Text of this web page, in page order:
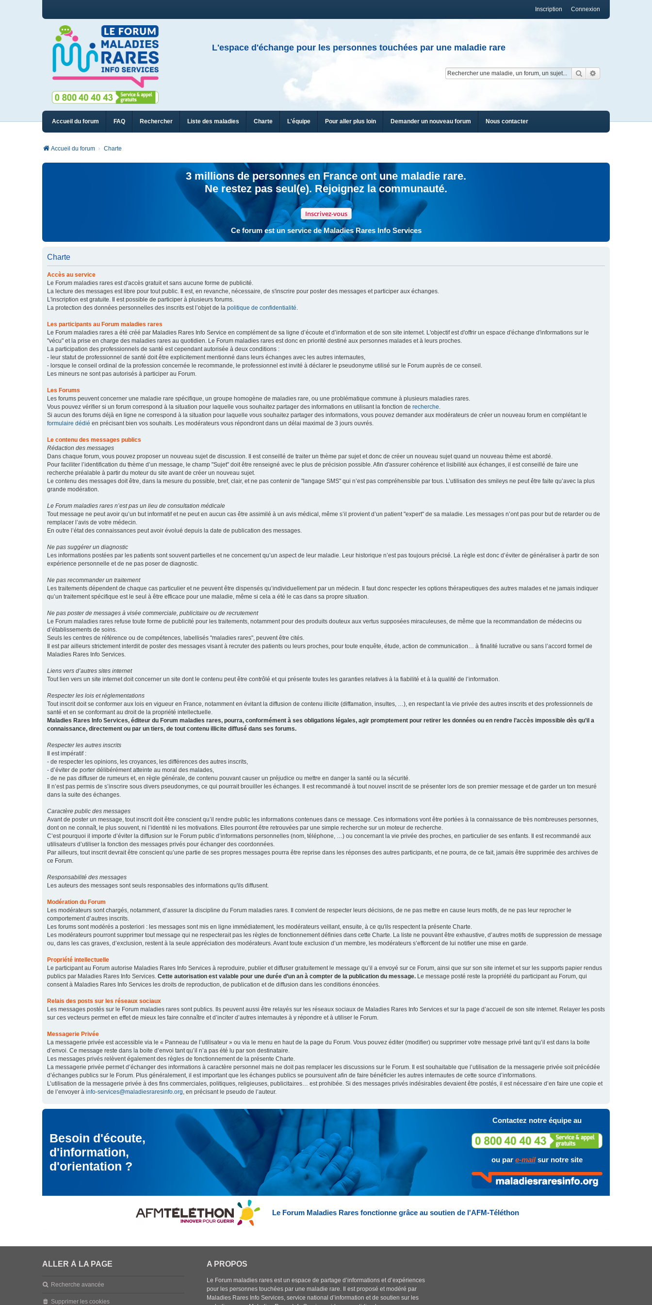
Connexion
Inscription
L'espace d'échange pour les personnes touchées par une maladie rare
Rechercher
Accueil du forum FAQ Rechercher Liste des maladies Charte L'équipe Pour aller plus loin Demander un nouveau forum Nous contacter
Accueil du forum Charte
3 millions de personnes en France ont une maladie rare.
Ne restez pas seul(e). Rejoignez la communauté.
Inscrivez-vous
Ce forum est un service de Maladies Rares Info Services
Charte
Accès au service
Le Forum maladies rares est d'accès gratuit et sans aucune forme de publicité.
La lecture des messages est libre pour tout public. Il est, en revanche, nécessaire, de s'inscrire pour poster des messages et participer aux échanges.
L'inscription est gratuite. Il est possible de participer à plusieurs forums.
La protection des données personnelles des inscrits est l’objet de la politique de confidentialité.
Les participants au Forum maladies rares
Le Forum maladies rares a été créé par Maladies Rares Info Service en complément de sa ligne d’écoute et d’information et de son site internet. L'objectif est d'offrir un espace d'échange d'informations sur le
"vécu" et la prise en charge des maladies rares au quotidien. Le Forum maladies rares est donc en priorité destiné aux personnes malades et à leurs proches.
La participation des professionnels de santé est cependant autorisée à deux conditions :
- leur statut de professionnel de santé doit être explicitement mentionné dans leurs échanges avec les autres internautes,
- lorsque le conseil ordinal de la profession concernée le recommande, le professionnel est invité à déclarer le pseudonyme utilisé sur le Forum auprès de ce conseil.
Les mineurs ne sont pas autorisés à participer au Forum.
Les Forums
Les forums peuvent concerner une maladie rare spécifique, un groupe homogène de maladies rare, ou une problématique commune à plusieurs maladies rares.
Vous pouvez vérifier si un forum correspond à la situation pour laquelle vous souhaitez partager des informations en utilisant la fonction de recherche.
Si aucun des forums déjà en ligne ne correspond à la situation pour laquelle vous souhaitez partager des informations, vous pouvez demander aux modérateurs de créer un nouveau forum en complétant le
formulaire dédié en précisant bien vos souhaits. Les modérateurs vous répondront dans un délai maximal de 3 jours ouvrés.
Le contenu des messages publics
Rédaction des messages
Dans chaque forum, vous pouvez proposer un nouveau sujet de discussion. Il est conseillé de traiter un thème par sujet et donc de créer un nouveau sujet quand un nouveau thème est abordé.
Pour faciliter l’identification du thème d’un message, le champ "Sujet" doit être renseigné avec le plus de précision possible. Afin d'assurer cohérence et lisibilité aux échanges, il est conseillé de faire une
recherche préalable à partir du moteur du site avant de créer un nouveau sujet.
Le contenu des messages doit être, dans la mesure du possible, bref, clair, et ne pas contenir de "langage SMS" qui n’est pas compréhensible par tous. L’utilisation des smileys ne peut être faite qu’avec la plus
grande modération.
Le Forum maladies rares n’est pas un lieu de consultation médicale
Tout message ne peut avoir qu’un but informatif et ne peut en aucun cas être assimilé à un avis médical, même s’il provient d’un patient "expert" de sa maladie. Les messages n’ont pas pour but de retarder ou de
remplacer l’avis de votre médecin.
En outre l’état des connaissances peut avoir évolué depuis la date de publication des messages.
Ne pas suggérer un diagnostic
Les informations postées par les patients sont souvent partielles et ne concernent qu’un aspect de leur maladie. Leur historique n’est pas toujours précisé. La règle est donc d’éviter de généraliser à partir de son
expérience personnelle et de ne pas poser de diagnostic.
Ne pas recommander un traitement
Les traitements dépendent de chaque cas particulier et ne peuvent être dispensés qu’individuellement par un médecin. Il faut donc respecter les options thérapeutiques des autres malades et ne jamais indiquer
qu’un traitement spécifique est le seul à être efficace pour une maladie, même si cela a été le cas dans sa propre situation.
Ne pas poster de messages à visée commerciale, publicitaire ou de recrutement
Le Forum maladies rares refuse toute forme de publicité pour les traitements, notamment pour des produits douteux aux vertus supposées miraculeuses, de même que la recommandation de médecins ou
d’établissements de soins.
Seuls les centres de référence ou de compétences, labellisés "maladies rares", peuvent être cités.
Il est par ailleurs strictement interdit de poster des messages visant à recruter des patients ou leurs proches, pour toute enquête, étude, action de communication… à finalité lucrative ou sans l’accord formel de
Maladies Rares Info Services.
Liens vers d’autres sites internet
Tout lien vers un site internet doit concerner un site dont le contenu peut être contrôlé et qui présente toutes les garanties relatives à la fiabilité et à la qualité de l’information.
Respecter les lois et réglementations
Tout inscrit doit se conformer aux lois en vigueur en France, notamment en évitant la diffusion de contenu illicite (diffamation, insultes, …), en respectant la vie privée des autres inscrits et des professionnels de
santé et en se conformant au droit de la propriété intellectuelle.
Maladies Rares Info Services, éditeur du Forum maladies rares, pourra, conformément à ses obligations légales, agir promptement pour retirer les données ou en rendre l’accès impossible dès qu’il a
connaissance, directement ou par un tiers, de tout contenu illicite diffusé dans ses forums.
Respecter les autres inscrits
Il est impératif :
- de respecter les opinions, les croyances, les différences des autres inscrits,
- d’éviter de porter délibérément atteinte au moral des malades,
- de ne pas diffuser de rumeurs et, en règle générale, de contenu pouvant causer un préjudice ou mettre en danger la santé ou la sécurité.
Il n’est pas permis de s’inscrire sous divers pseudonymes, ce qui pourrait brouiller les échanges. Il est recommandé à tout nouvel inscrit de se présenter lors de son premier message et de garder un ton mesuré
dans la suite des échanges.
Caractère public des messages
Avant de poster un message, tout inscrit doit être conscient qu’il rendre public les informations contenues dans ce message. Ces informations vont être portées à la connaissance de très nombreuses personnes,
dont on ne connaît, le plus souvent, ni l’identité ni les motivations. Elles pourront être retrouvées par une simple recherche sur un moteur de recherche.
C’est pourquoi il importe d’éviter la diffusion sur le Forum public d’informations personnelles (nom, téléphone, …) ou concernant la vie privée des proches, en particulier de ses enfants. Il est recommandé aux
utilisateurs d’utiliser la fonction des messages privés pour échanger des coordonnées.
Par ailleurs, tout inscrit devrait être conscient qu’une partie de ses propres messages pourra être reprise dans les réponses des autres participants, et ne pourra, de ce fait, jamais être supprimée des archives de
ce Forum.
Responsabilité des messages
Les auteurs des messages sont seuls responsables des informations qu'ils diffusent.
Modération du Forum
Les modérateurs sont chargés, notamment, d’assurer la discipline du Forum maladies rares. Il convient de respecter leurs décisions, de ne pas mettre en cause leurs motifs, de ne pas leur reprocher le
comportement d’autres inscrits.
Les forums sont modérés a posteriori : les messages sont mis en ligne immédiatement, les modérateurs veillant, ensuite, à ce qu'ils respectent la présente Charte.
Les modérateurs pourront supprimer tout message qui ne respecterait pas les règles de fonctionnement définies dans cette Charte. La liste ne pouvant être exhaustive, d’autres motifs de suppression de message
ou, dans les cas graves, d’exclusion, restent à la seule appréciation des modérateurs. Avant toute exclusion d’un membre, les modérateurs s’efforcent de lui notifier une mise en garde.
Propriété intellectuelle
Le participant au Forum autorise Maladies Rares Info Services à reproduire, publier et diffuser gratuitement le message qu’il a envoyé sur ce Forum, ainsi que sur son site internet et sur les supports papier rendus
publics par Maladies Rares Info Services. Cette autorisation est valable pour une durée d’un an à compter de la publication du message. Le message posté reste la propriété du participant au Forum, qui
consent à Maladies Rares Info Services les droits de reproduction, de publication et de diffusion dans les conditions énoncées.
Relais des posts sur les réseaux sociaux
Les messages postés sur le Forum maladies rares sont publics. Ils peuvent aussi être relayés sur les réseaux sociaux de Maladies Rares Info Services et sur la page d’accueil de son site internet. Relayer les posts
sur ces vecteurs permet en effet de mieux les faire connaître et d’inciter d’autres internautes à y répondre et à utiliser le Forum.
Messagerie Privée
La messagerie privée est accessible via le « Panneau de l’utilisateur » ou via le menu en haut de la page du Forum. Vous pouvez éditer (modifier) ou supprimer votre message privé tant qu’il est dans la boite
d’envoi. Ce message reste dans la boite d’envoi tant qu’il n’a pas été lu par son destinataire.
Les messages privés relèvent également des règles de fonctionnement de la présente Charte.
La messagerie privée permet d’échanger des informations à caractère personnel mais ne doit pas remplacer les discussions sur le Forum. Il est souhaitable que l’utilisation de la messagerie privée soit précédée
d’échanges publics sur le Forum. Plus généralement, il est important que les échanges publics se poursuivent afin de faire bénéficier les autres internautes de cette source d’informations.
L’utilisation de la messagerie privée à des fins commerciales, politiques, religieuses, publicitaires… est prohibée. Si des messages privés indésirables devaient être postés, il est nécessaire d’en faire une copie et
de l’envoyer à info-services@maladiesraresinfo.org, en précisant le pseudo de l’auteur.
Besoin d'écoute,
d'information,
d'orientation ?
Contactez notre équipe au
ou par e-mailsur notre site
Le Forum Maladies Rares fonctionne grâce au soutien de l'AFM-Téléthon
ALLER À LA PAGE
Recherche avancée
Supprimer les cookies
A PROPOS
Le Forum maladies rares est un espace de partage d’informations et d’expériences
pour les personnes touchées par une maladie rare. Il est proposé et modéré par
Maladies Rares Info Services, service national d’information et de soutien sur les